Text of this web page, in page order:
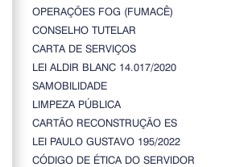
OPERAÇÕES FOG (FUMACÊ)
CONSELHO TUTELAR
CARTA DE SERVIÇOS
LEI ALDIR BLANC 14.017/2020
SAMOBILIDADE
LIMPEZA PÚBLICA
CARTÃO RECONSTRUÇÃO ES
LEI PAULO GUSTAVO 195/2022
CÓDIGO DE ÉTICA DO SERVIDOR